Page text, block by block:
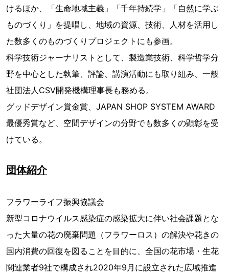
けるほか、「生命地域主義」「千年持続学」「自然に学ぶ
ものづくり」を提唱し、地域の資源、技術、人材を活用し
た数多くのものづくりプロジェクトにも参画。
科学技術ジャーナリストとして、製造業技術、科学哲学分
野を中心とした執筆、評論、講演活動にも取り組み、一般
社団法人CSV開発機構理事長も務める。
グッドデザイン賞金賞、JAPAN SHOP SYSTEM AWARD
最優秀賞など、空間デザインの分野でも数多くの顕彰を受
けている。
団体紹介
フラワーライフ振興協議会
新型コロナウイルス感染症の感染拡大に伴い社会課題とな
った大量の花の廃棄問題（フラワーロス）の解決や花きの
国内消費の回復を図ることを目的に、全国の花市場・生花
関連業者9社で構成され2020年9月に設立された広域推進